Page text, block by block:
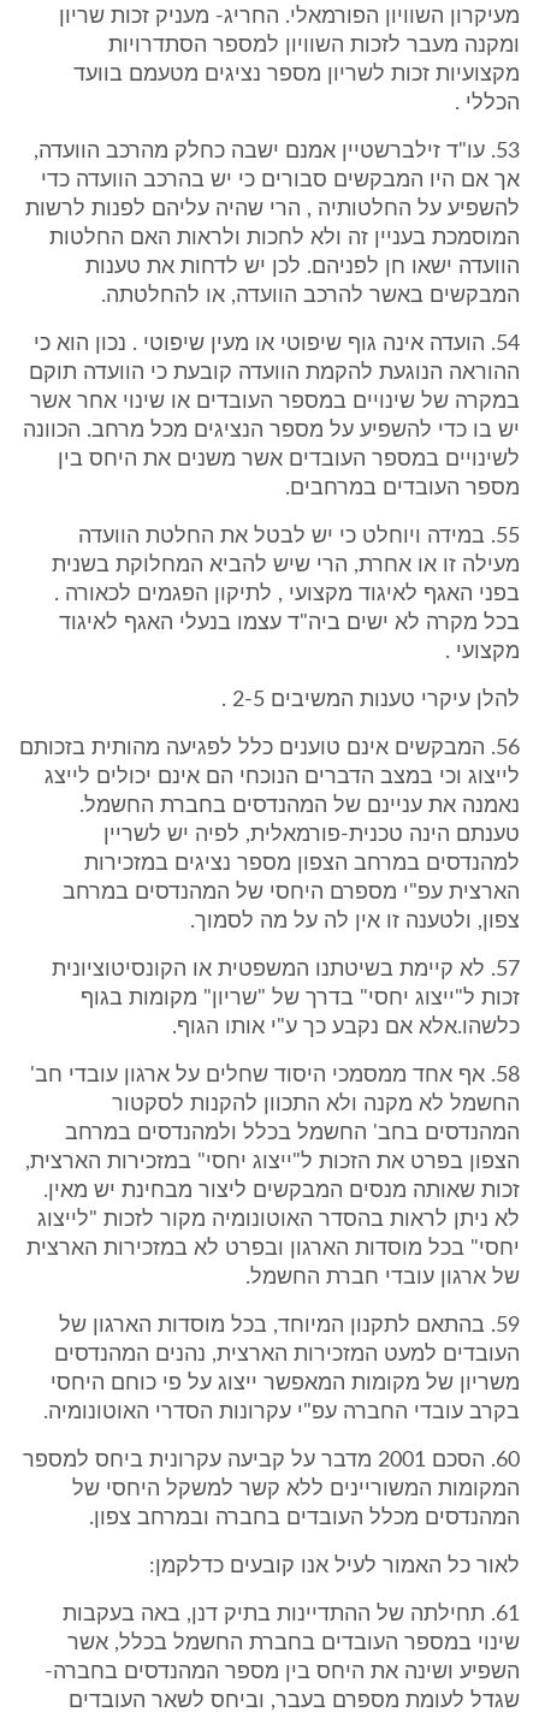
מעיקרון השוויון הפורמאלי. החריג- מעניק זכות שריון
ומקנה מעבר לזכות השוויון למספר הסתדרויות
מקצועיות זכות לשריון מספר נציגים מטעמם בוועד
הכללי .
53. עו"ד זילברשטיין אמנם ישבה כחלק מהרכב הוועדה,
אך אם היו המבקשים סבורים כי יש בהרכב הוועדה כדי
להשפיע על החלטותיה , הרי שהיה עליהם לפנות לרשות
המוסמכת בעניין זה ולא לחכות ולראות האם החלטות
הוועדה ישאו חן לפניהם. לכן יש לדחות את טענות
המבקשים באשר להרכב הוועדה, או להחלטתה.
54. הועדה אינה גוף שיפוטי או מעין שיפוטי . נכון הוא כי
ההוראה הנוגעת להקמת הוועדה קובעת כי הוועדה תוקם
במקרה של שינויים במספר העובדים או שינוי אחר אשר
יש בו כדי להשפיע על מספר הנציגים מכל מרחב. הכוונה
לשינויים במספר העובדים אשר משנים את היחס בין
מספר העובדים במרחבים.
55. במידה ויוחלט כי יש לבטל את החלטת הוועדה
מעילה זו או אחרת, הרי שיש להביא המחלוקת בשנית
בפני האגף לאיגוד מקצועי , לתיקון הפגמים לכאורה .
בכל מקרה לא ישים ביה"ד עצמו בנעלי האגף לאיגוד
מקצועי .
להלן עיקרי טענות המשיבים 2-5 .
56. המבקשים אינם טוענים כלל לפגיעה מהותית בזכותם
לייצוג וכי במצב הדברים הנוכחי הם אינם יכולים לייצג
נאמנה את עניינם של המהנדסים בחברת החשמל.
טענתם הינה טכנית-פורמאלית, לפיה יש לשריין
למהנדסים במרחב הצפון מספר נציגים במזכירות
הארצית עפ"י מספרם היחסי של המהנדסים במרחב
צפון, ולטענה זו אין לה על מה לסמוך.
57. לא קיימת בשיטתנו המשפטית או הקונסיטוציונית
זכות ל"ייצוג יחסי" בדרך של "שריון" מקומות בגוף
כלשהו.אלא אם נקבע כך ע"י אותו הגוף.
58. אף אחד ממסמכי היסוד שחלים על ארגון עובדי חב'
החשמל לא מקנה ולא התכוון להקנות לסקטור
המהנדסים בחב' החשמל בכלל ולמהנדסים במרחב
הצפון בפרט את הזכות ל"ייצוג יחסי" במזכירות הארצית,
זכות שאותה מנסים המבקשים ליצור מבחינת יש מאין.
לא ניתן לראות בהסדר האוטונומיה מקור לזכות "לייצוג
יחסי" בכל מוסדות הארגון ובפרט לא במזכירות הארצית
של ארגון עובדי חברת החשמל.
59. בהתאם לתקנון המיוחד, בכל מוסדות הארגון של
העובדים למעט המזכירות הארצית, נהנים המהנדסים
משריון של מקומות המאפשר ייצוג על פי כוחם היחסי
בקרב עובדי החברה עפ"י עקרונות הסדרי האוטונומיה.
60. הסכם 2001 מדבר על קביעה עקרונית ביחס למספר
המקומות המשוריינים ללא קשר למשקל היחסי של
המהנדסים מכלל העובדים בחברה ובמרחב צפון.
לאור כל האמור לעיל אנו קובעים כדלקמן:
61. תחילתה של ההתדיינות בתיק דנן, באה בעקבות
שינוי במספר העובדים בחברת החשמל בכלל, אשר
השפיע ושינה את היחס בין מספר המהנדסים בחברה-
שגדל לעומת מספרם בעבר, וביחס לשאר העובדים